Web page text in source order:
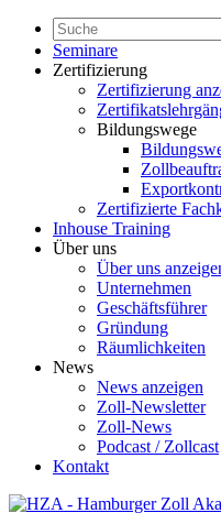
Seminare
Zertifizierung
Zertifizierung
Bildungswege
Zertifizierte
Inhouse Training
Über uns
Über uns
Unternehmen
Geschäftsführer
Gründung
Räumlichkeiten
News
News anzeigen
Zoll-Newsletter
Zoll-News
Podcast / Zollcast
Kontakt